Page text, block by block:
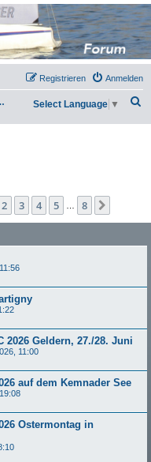
Anmelden
Registrieren
Themen Select Language ▼
1von
2 3 4 5 8
2026 Geldern, 27./28. Juni
11:00
auf dem Kemnader See
Ostermontag in